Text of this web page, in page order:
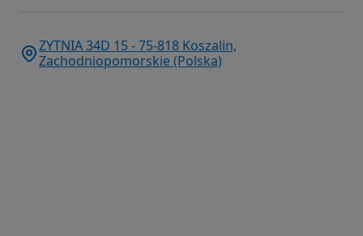
ZYTNIA 34D 15 - 75-818 Koszalin,
Zachodniopomorskie (Polska)